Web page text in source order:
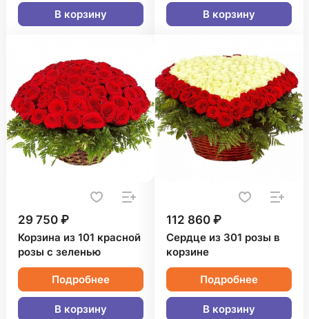
В корзину В корзину
29 750 ₽
Корзина из 101 красной
розы с зеленью
Подробнее
В корзину
112 860 ₽
Сердце из 301 розы в
корзине
Подробнее
В корзину